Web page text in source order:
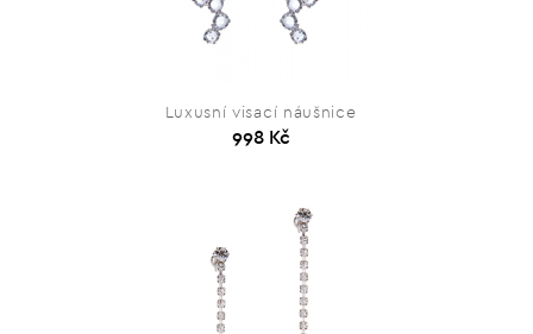
Luxusní visací náušnice
998 Kč